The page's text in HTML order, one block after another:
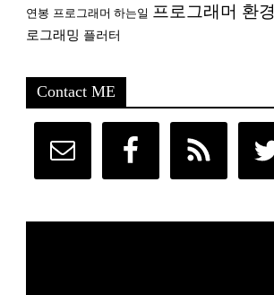
연봉 프로그래머 하는일 프로그래머 환경
로그래밍 플러터
Contact ME